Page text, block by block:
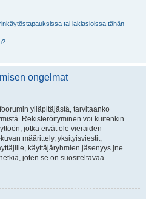
tai lakiasioissa tähän
ongelmat
ylläpitäjästä, tarvitaanko
Rekisteröityminen voi kuitenkin
jotka eivät ole vieraiden
määrittely, yksityisviestit,
käyttäjäryhmien jäsenyys jne.
joten se on suositeltavaa.